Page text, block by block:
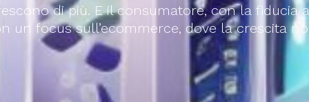
di più. E il consumatore, con la
un focus sull’ecommerce, dove la crescita